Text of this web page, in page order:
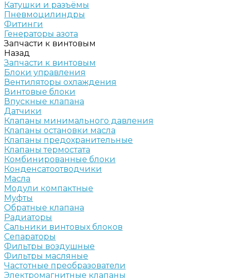
Катушки и разъёмы
Пневмоцилиндры
Фитинги
Генераторы азота
Запчасти к винтовым
Назад
Запчасти к винтовым
Блоки управления
Вентиляторы охлаждения
Винтовые блоки
Впускные клапана
Датчики
Клапаны минимального давления
Клапаны остановки масла
Клапаны предохранительные
Клапаны термостата
Комбинированные блоки
Конденсатоотводчики
Масла
Модули компактные
Муфты
Обратные клапана
Радиаторы
Сальники винтовых блоков
Сепараторы
Фильтры воздушные
Фильтры масляные
Частотные преобразователи
Электромагнитные клапаны